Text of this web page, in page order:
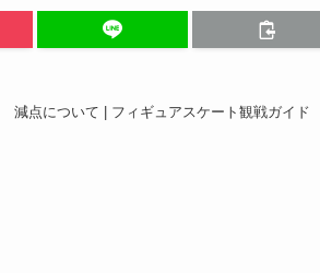
減点について | フィギュアスケート観戦ガイド